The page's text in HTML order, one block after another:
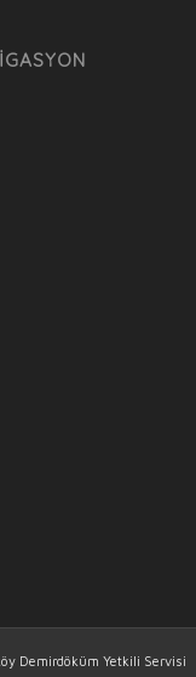
Demirdöküm Yetkili